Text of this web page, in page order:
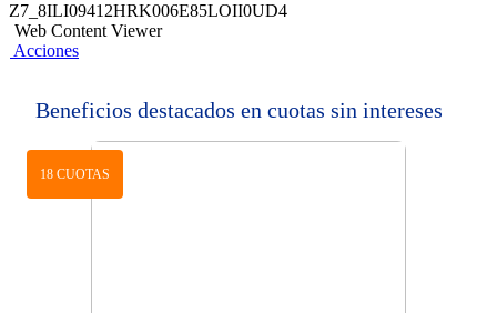
Z7_8ILI09412HRK006E85LOII0UD4
Web Content Viewer
Acciones
Beneficios destacados en cuotas sin intereses
18 CUOTAS